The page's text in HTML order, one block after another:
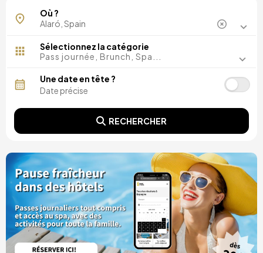
Où ?
Sélectionnez la catégorie
Pass journée, Brunch, Spa...
Une date en tête ?
RECHERCHER